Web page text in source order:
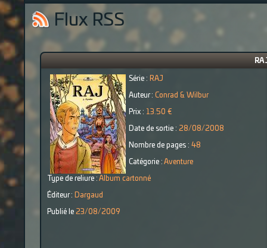
Flux RSS
Série : RAJ
Auteur : Conrad & Wilbur
Prix : 13.50 €
Date de sortie : 28/08/2008
Nombre de pages : 48
Catégorie : Aventure
Type de reliure : Album cartonné
Éditeur : Dargaud
Publié le 23/08/2009